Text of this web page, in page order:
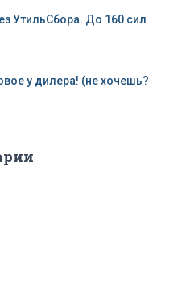
УтильСбора. До 160 сил
у дилера! (не хочешь?